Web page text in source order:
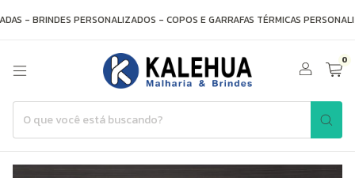
- BRINDES PERSONALIZADOS - COPOS E GARRAFAS TÉRMICAS
0